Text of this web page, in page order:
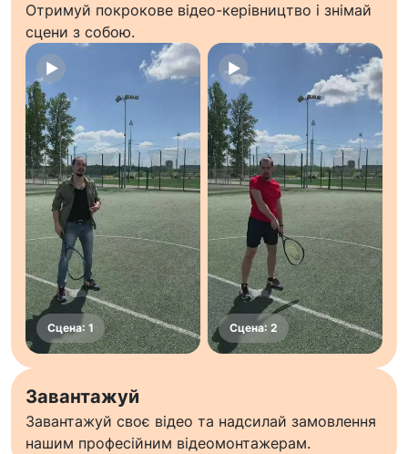
Отримуй покрокове відео-керівництво і знімай
сцени з собою.
Завантажуй
Завантажуй своє відео та надсилай замовлення
нашим професійним відеомонтажерам.